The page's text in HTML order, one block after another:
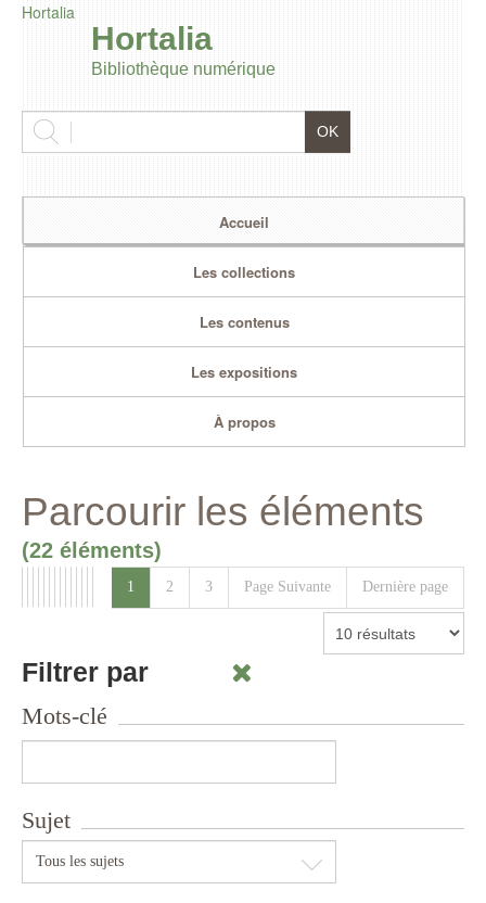
Hortalia
Hortalia
Bibliothèque numérique
Accueil
Les collections
Les contenus
Les expositions
À propos
Parcourir les éléments
(22 éléments)
1 2 3 Page Suivante Dernière page
Filtrer par
Mots-clé
Sujet
Tous les sujets